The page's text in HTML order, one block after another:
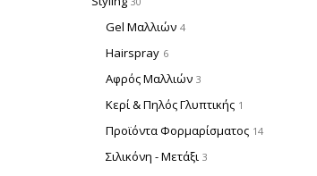
Gel Μαλλιών 4
Hairspray 6
Αφρός Μαλλιών 3
Κερί & Πηλός Γλυπτικής 1
Προϊόντα Φορμαρίσματος 14
Σιλικόνη - Μετάξι 3